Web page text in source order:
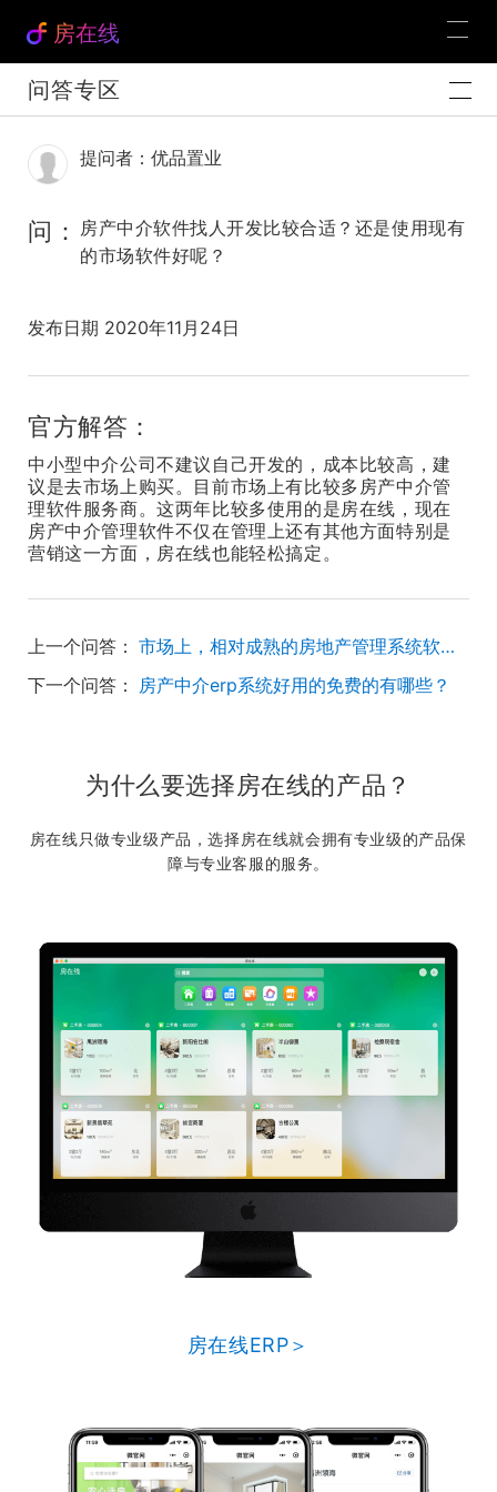
房在线
问答专区
提问者：优品置业
问：
房产中介软件找人开发比较合适？还是使用现有
的市场软件好呢？
发布日期 2020年11月24日
官方解答：
中小型中介公司不建议自己开发的，成本比较高，建
议是去市场上购买。目前市场上有比较多房产中介管
理软件服务商。这两年比较多使用的是房在线，现在
房产中介管理软件不仅在管理上还有其他方面特别是
营销这一方面，房在线也能轻松搞定。
上一个问答：
市场上，相对成熟的房地产管理系统软件有哪些？
下一个问答： 房产中介erp系统好用的免费的有哪些？
为什么要选择房在线的产品？
房在线只做专业级产品，选择房在线就会拥有专业级的产品保
障与专业客服的服务。
房在线ERP＞